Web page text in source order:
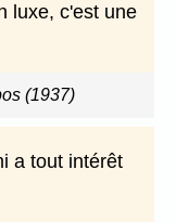
luxe, c'est une
(1937)
a tout intérêt